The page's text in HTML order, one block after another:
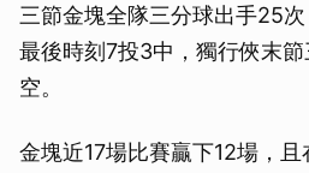
三節金塊全隊三分球出手25
最後時刻7投3中，獨行俠末
空。
金塊近17場比賽贏下12場，